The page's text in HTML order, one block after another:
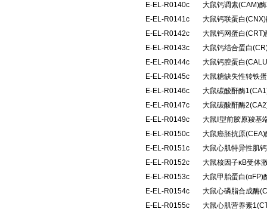
E-EL-R0140c
大鼠钙调素(CAM)
E-EL-R0141c
大鼠钙联蛋白
E-EL-R0142c
大鼠钙网蛋白
E-EL-R0143c
大鼠钙结合蛋白
E-EL-R0144c
大鼠钙腔蛋白
E-EL-R0145c
大鼠糖缺失性转铁
E-EL-R0146c
大鼠碳酸酐酶
E-EL-R0147c
大鼠碳酸酐酶
E-EL-R0149c
大鼠Ⅰ型前胶原羧基
E-EL-R0150c
大鼠癌胚抗原
E-EL-R0151c
大鼠心肌特异性肌
E-EL-R0152c
大鼠核因子κB受体
E-EL-R0153c
大鼠甲胎蛋白(αFP)
E-EL-R0154c
大鼠心磷脂合成酶
E-EL-R0155c
大鼠心肌营养素